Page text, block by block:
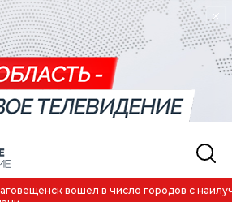
в число городов с наилучшим качеством